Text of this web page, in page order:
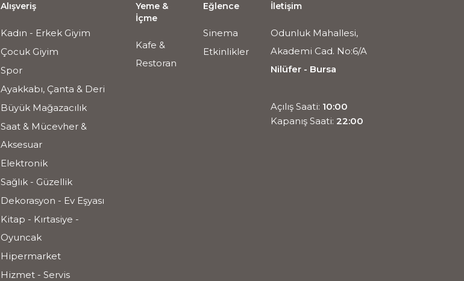
Alışveriş
Kadın - Erkek Giyim
Çocuk Giyim
Spor
Ayakkabı, Çanta & Deri
Büyük Mağazacılık
Saat & Mücevher &
Aksesuar
Elektronik
Sağlık - Güzellik
Dekorasyon - Ev Eşyası
Kitap - Kırtasiye -
Oyuncak
Hipermarket
Hizmet - Servis
Yeme &
İçme
Kafe &
Restoran
Eğlence
Sinema
Etkinlikler
İletişim
Odunluk Mahallesi,
Akademi Cad. No:6/A
Nilüfer - Bursa
Açılış Saati: 10:00
Kapanış Saati: 22:00